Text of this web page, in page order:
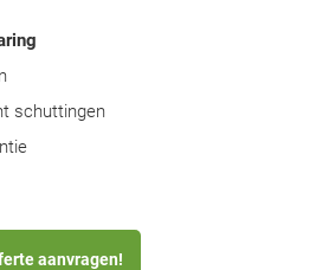
schuttingen
aanvragen!